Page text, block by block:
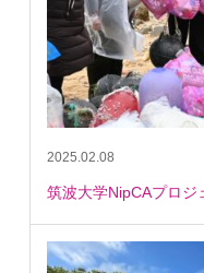
2025.02.08
筑波大学NipCAプロジ